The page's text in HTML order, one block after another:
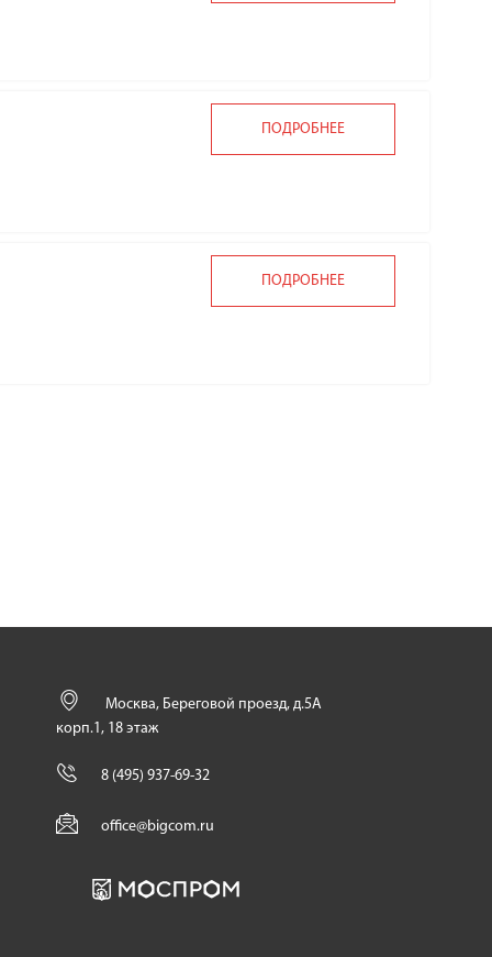
ПОДРОБНЕЕ
ПОДРОБНЕЕ
Москва, Береговой проезд, д.5А
корп.1, 18 этаж
8 (495) 937-69-32
office@bigcom.ru